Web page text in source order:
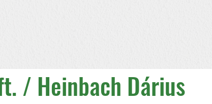
/ Heinbach Dárius